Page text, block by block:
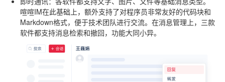
喧喧IM在此基础上，额外支持了对程序员非常友好的代码块和
Markdown格式，便于技术团队进行交流。在消息管理上，三款
软件都支持消息检索和撤回，功能大同小异。